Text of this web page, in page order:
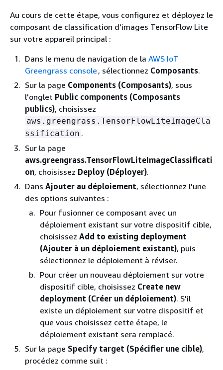
Au cours de cette étape, vous configurez et déployez le
composant de classification d'images TensorFlow Lite
sur votre appareil principal :
Dans le menu de navigation de la AWS IoT
Greengrass console , sélectionnez Composants.
Sur la page Components (Composants), sous
l'onglet Public components (Composants
publics), choisissez
aws.greengrass.TensorFlowLiteImageCla
ssification .
Sur la page
aws.greengrass.TensorFlowLiteImageClassificati
on, choisissez Deploy (Déployer).
Dans Ajouter au déploiement, sélectionnez l'une
des options suivantes :
Pour fusionner ce composant avec un
déploiement existant sur votre dispositif cible,
choisissez Add to existing deployment
(Ajouter à un déploiement existant), puis
sélectionnez le déploiement à réviser.
Pour créer un nouveau déploiement sur votre
dispositif cible, choisissez Create new
deployment (Créer un déploiement). S'il
existe un déploiement sur votre dispositif et
que vous choisissez cette étape, le
déploiement existant sera remplacé.
Sur la page Specify target (Spécifier une cible),
procédez comme suit :